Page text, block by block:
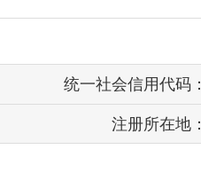
统一社会信用代码：
注册所在地：